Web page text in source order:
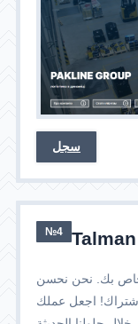
سجل
№4
بك. نحن نحسن
اشتراك! اجعل عملك